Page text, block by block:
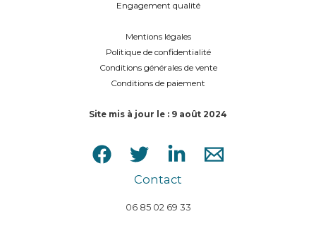
Engagement qualité
Mentions légales
Politique de confidentialité
Conditions générales de vente
Conditions de paiement
Site mis à jour le : 9 août 2024
Contact
06 85 02 69 33